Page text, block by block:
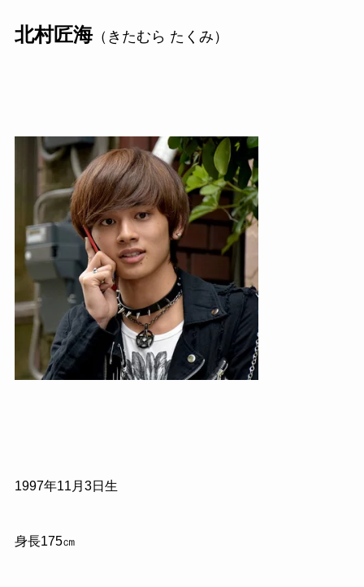
北村匠海（きたむら たくみ）
1997年11 月 3日生
身長175㎝